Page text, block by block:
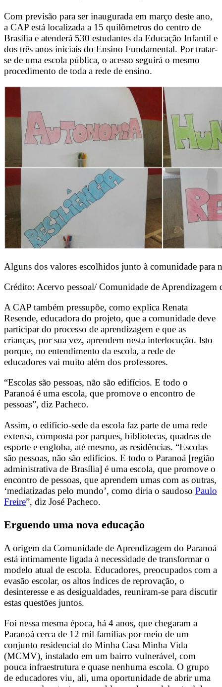
Com previsão para ser inaugurada em março deste ano,
a CAP está localizada a 15 quilômetros do centro de
Brasília e atenderá 530 estudantes da Educação Infantil e
dos três anos iniciais do Ensino Fundamental. Por tratar-
se de uma escola pública, o acesso seguirá o mesmo
procedimento de toda a rede de ensino.
Alguns dos valores escolhidos junto à comunidade para
Crédito: Acervo pessoal/ Comunidade de Aprendizagem
A CAP também pressupõe, como explica Renata
Resende, educadora do projeto, que a comunidade deve
participar do processo de aprendizagem e que as
crianças, por sua vez, aprendem nesta interlocução. Isto
porque, no entendimento da escola, a rede de
educadores vai muito além dos professores.
“Escolas são pessoas, não são edifícios. E todo o
Paranoá é uma escola, que promove o encontro de
pessoas”, diz Pacheco.
Assim, o edifício-sede da escola faz parte de uma rede
extensa, composta por parques, bibliotecas, quadras de
esporte e engloba, até mesmo, as residências. “Escolas
são pessoas, não são edifícios. E todo o Paranoá [região
administrativa de Brasília] é uma escola, que promove o
encontro de pessoas, que aprendem umas com as outras,
‘mediatizadas pelo mundo’, como diria o saudoso Paulo
Freire”, diz José Pacheco.
Erguendo uma nova educação
A origem da Comunidade de Aprendizagem do Paranoá
está intimamente ligada à necessidade de transformar o
modelo atual de escola. Educadores, preocupados com a
evasão escolar, os altos índices de reprovação, o
desinteresse e as desigualdades, reuniram-se para discutir
estas questões juntos.
Foi nessa mesma época, há 4 anos, que chegaram a
Paranoá cerca de 12 mil famílias por meio de um
conjunto residencial do Minha Casa Minha Vida
(MCMV), instalado em um bairro vulnerável, com
pouca infraestrutura e quase nenhuma escola. O grupo
de educadores viu, ali, uma oportunidade de abrir uma